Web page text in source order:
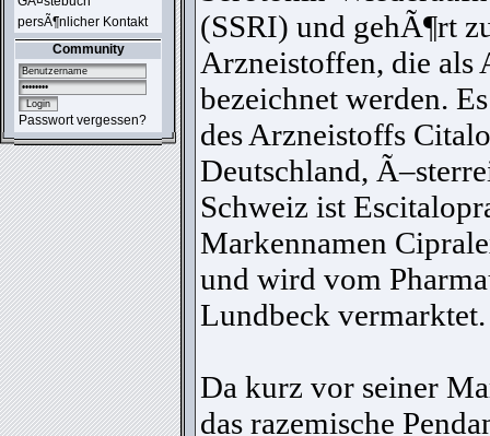
persÃ¶nlicher Kontakt
Community
Passwort vergessen?
(SSRI) und gehÃ¶rt
Arzneistoffen, die als
bezeichnet werden.
des Arzneistoffs
Deutschland,
Schweiz ist
Markennamen
und wird vom
Lundbeck vermarktet.
Da kurz vor seiner
das razemische